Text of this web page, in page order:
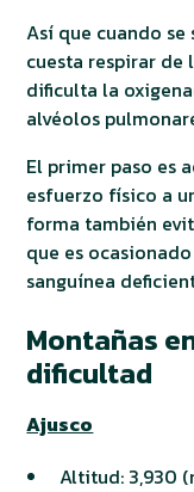
Así que cuando
cuesta respirar de
dificulta la
alvéolos
El primer paso es
esfuerzo físico a
forma también
que es
sanguínea
Montañas
dificultad
Ajusco
Altitud: 3,930